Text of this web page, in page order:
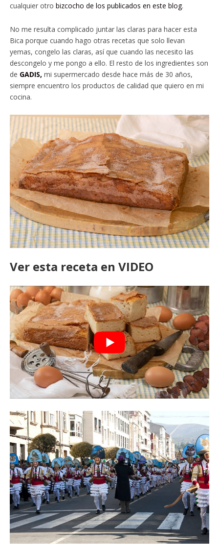
cualquier otro bizcocho de los publicados en este blog.
No me resulta complicado juntar las claras para hacer esta
Bica porque cuando hago otras recetas que solo llevan
yemas, congelo las claras, así que cuando las necesito las
descongelo y me pongo a ello. El resto de los ingredientes son
de GADIS, mi supermercado desde hace más de 30 años,
siempre encuentro los productos de calidad que quiero en mi
cocina.
Ver esta receta en VIDEO